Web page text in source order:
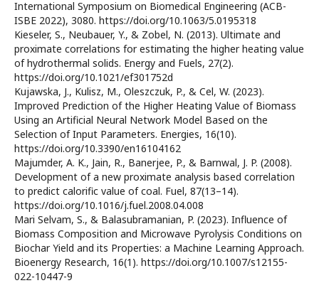
International Symposium on Biomedical Engineering (ACB-
ISBE 2022), 3080. https://doi.org/10.1063/5.0195318
Kieseler, S., Neubauer, Y., & Zobel, N. (2013). Ultimate and
proximate correlations for estimating the higher heating value
of hydrothermal solids. Energy and Fuels, 27(2).
https://doi.org/10.1021/ef301752d
Kujawska, J., Kulisz, M., Oleszczuk, P., & Cel, W. (2023).
Improved Prediction of the Higher Heating Value of Biomass
Using an Artificial Neural Network Model Based on the
Selection of Input Parameters. Energies, 16(10).
https://doi.org/10.3390/en16104162
Majumder, A. K., Jain, R., Banerjee, P., & Barnwal, J. P. (2008).
Development of a new proximate analysis based correlation
to predict calorific value of coal. Fuel, 87(13–14).
https://doi.org/10.1016/j.fuel.2008.04.008
Mari Selvam, S., & Balasubramanian, P. (2023). Influence of
Biomass Composition and Microwave Pyrolysis Conditions on
Biochar Yield and its Properties: a Machine Learning Approach.
Bioenergy Research, 16(1). https://doi.org/10.1007/s12155-
022-10447-9